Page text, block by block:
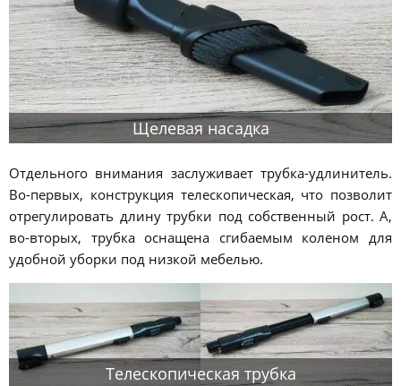
Щелевая насадка
Отдельного внимания заслуживает трубка-удлинитель.
Во-первых, конструкция телескопическая, что позволит
отрегулировать длину трубки под собственный рост. А,
во-вторых, трубка оснащена сгибаемым коленом для
удобной уборки под низкой мебелью.
Телескопическая трубка